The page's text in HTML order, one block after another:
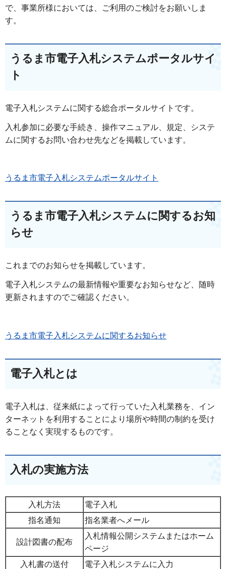
で、事業所様においては、ご利用のご検討をお願いしま
す。
うるま市電子入札システムポータルサイ
ト
電子入札システムに関する総合ポータルサイトです。
入札参加に必要な手続き、操作マニュアル、規定、システ
ムに関するお問い合わせ先などを掲載しています。
うるま市電子入札システムポータルサイト
うるま市電子入札システムに関するお知
らせ
これまでのお知らせを掲載しています。
電子入札システムの最新情報や重要なお知らせなど、随時
更新されますのでご確認ください。
うるま市電子入札システムに関するお知らせ
電子入札とは
電子入札は、従来紙によって行っていた入札業務を、イン
ターネットを利用することにより場所や時間の制約を受け
ることなく実現するものです。
入札の実施方法
入札方法
電子入札
指名通知
指名業者へメール
設計図書の配布
入札情報公開システムまたはホーム
ページ
入札書の送付
電子入札システムに入力